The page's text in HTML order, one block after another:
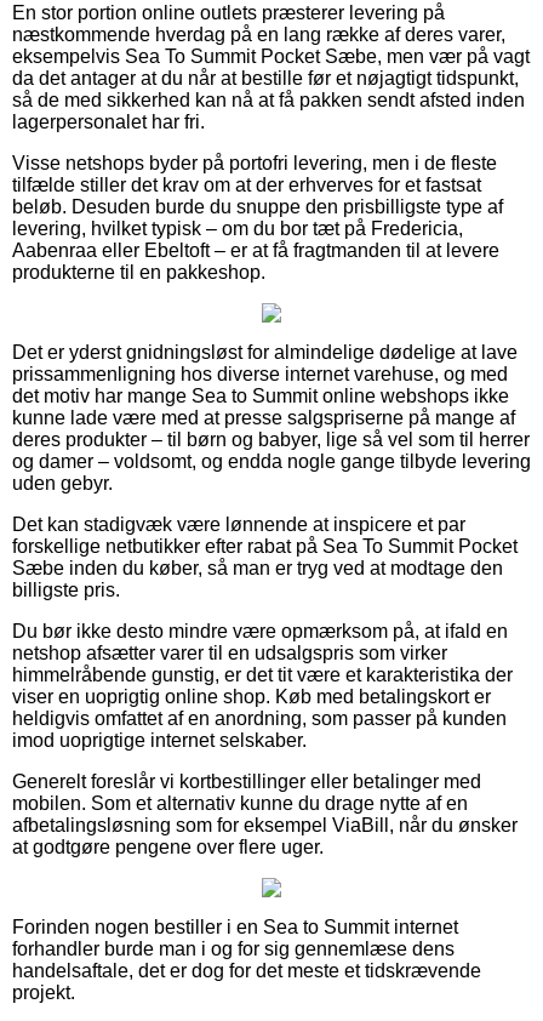
En stor portion online outlets præsterer levering på
næstkommende hverdag på en lang række af deres varer,
eksempelvis Sea To Summit Pocket Sæbe, men vær på vagt
da det antager at du når at bestille før et nøjagtigt tidspunkt,
så de med sikkerhed kan nå at få pakken sendt afsted inden
lagerpersonalet har fri.
Visse netshops byder på portofri levering, men i de fleste
tilfælde stiller det krav om at der erhverves for et fastsat
beløb. Desuden burde du snuppe den prisbilligste type af
levering, hvilket typisk – om du bor tæt på Fredericia,
Aabenraa eller Ebeltoft – er at få fragtmanden til at levere
produkterne til en pakkeshop.
Det er yderst gnidningsløst for almindelige dødelige at lave
prissammenligning hos diverse internet varehuse, og med
det motiv har mange Sea to Summit online webshops ikke
kunne lade være med at presse salgspriserne på mange af
deres produkter – til børn og babyer, lige så vel som til herrer
og damer – voldsomt, og endda nogle gange tilbyde levering
uden gebyr.
Det kan stadigvæk være lønnende at inspicere et par
forskellige netbutikker efter rabat på Sea To Summit Pocket
Sæbe inden du køber, så man er tryg ved at modtage den
billigste pris.
Du bør ikke desto mindre være opmærksom på, at ifald en
netshop afsætter varer til en udsalgspris som virker
himmelråbende gunstig, er det tit være et karakteristika der
viser en uoprigtig online shop. Køb med betalingskort er
heldigvis omfattet af en anordning, som passer på kunden
imod uoprigtige internet selskaber.
Generelt foreslår vi kortbestillinger eller betalinger med
mobilen. Som et alternativ kunne du drage nytte af en
afbetalingsløsning som for eksempel ViaBill, når du ønsker
at godtgøre pengene over flere uger.
Forinden nogen bestiller i en Sea to Summit internet
forhandler burde man i og for sig gennemlæse dens
handelsaftale, det er dog for det meste et tidskrævende
projekt.